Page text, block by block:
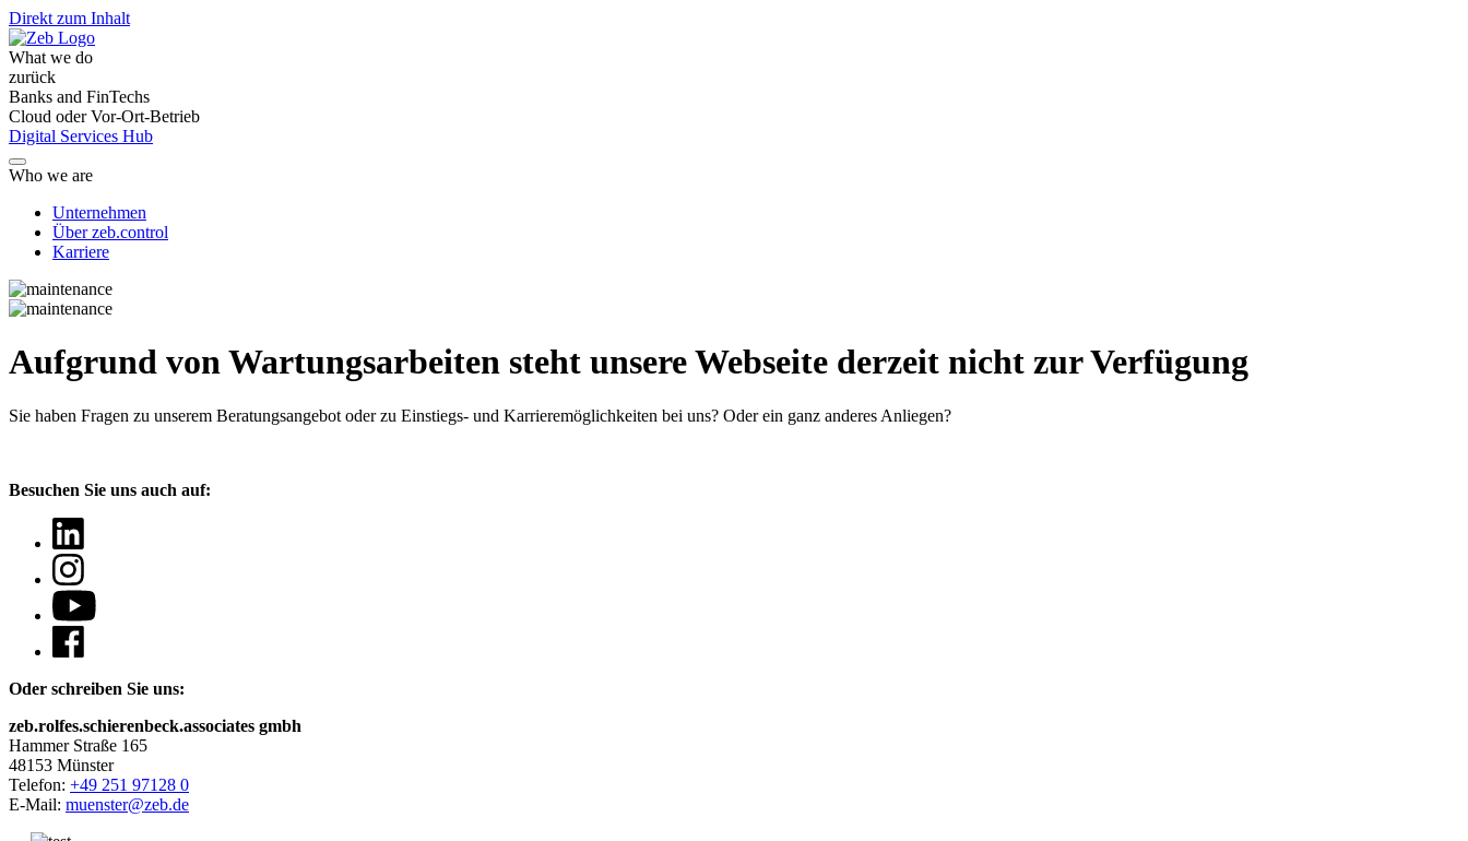
Direkt zum Inhalt
What we do
zurück
Banks and FinTechs
Cloud oder Vor-Ort-Betrieb
Digital Services Hub
Who we are
Unternehmen
Über zeb.control
Karriere
Aufgrund von Wartungsarbeiten steht unsere Webseite derzeit nicht zur Verfügung
Sie haben Fragen zu unserem Beratungsangebot oder zu Einstiegs- und Karrieremöglichkeiten bei uns? Oder ein ganz anderes Anliegen?
Besuchen Sie uns auch auf:
Oder schreiben Sie uns:
zeb.rolfes.schierenbeck.associates gmbh
Hammer Straße 165
48153 Münster
Telefon: +49 251 97128 0
E-Mail: muenster@zeb.de